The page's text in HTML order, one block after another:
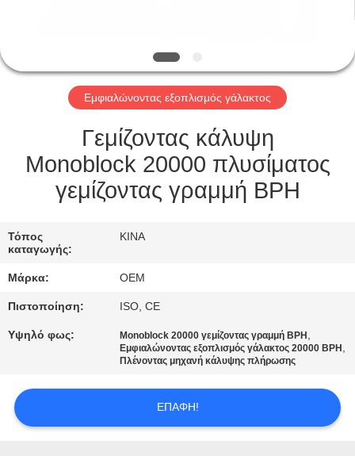
ΜΑΣ
ΕΛΆΤΕ
ΜΕ
ΖΗΤΉΣΤΕ
ΈΝΑ
ΑΠΌΣΠΑΣΜΑ
SITEMAP
POLICY
Εμφιαλώνοντας εξοπλισμός γάλακτος
Γεμίζοντας κάλυψη
Monoblock 20000 πλυσίματος
γεμίζοντας γραμμή BPH
Τόπος
καταγωγής:
ΚΙΝΑ
Μάρκα: OEM
Πιστοποίηση: ISO, CE
Υψηλό φως: Monoblock 20000 γεμίζοντας γραμμή BPH ,
Εμφιαλώνοντας εξοπλισμός γάλακτος 20000 BPH ,
Πλένοντας μηχανή κάλυψης πλήρωσης
ΕΠΑΦΉ!